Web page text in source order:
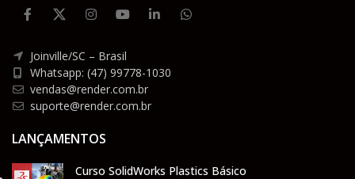
Joinville/SC – Brasil
Whatsapp: (47) 99778-1030
vendas@render.com.br
suporte@render.com.br
LANÇAMENTOS
Curso SolidWorks Plastics Básico